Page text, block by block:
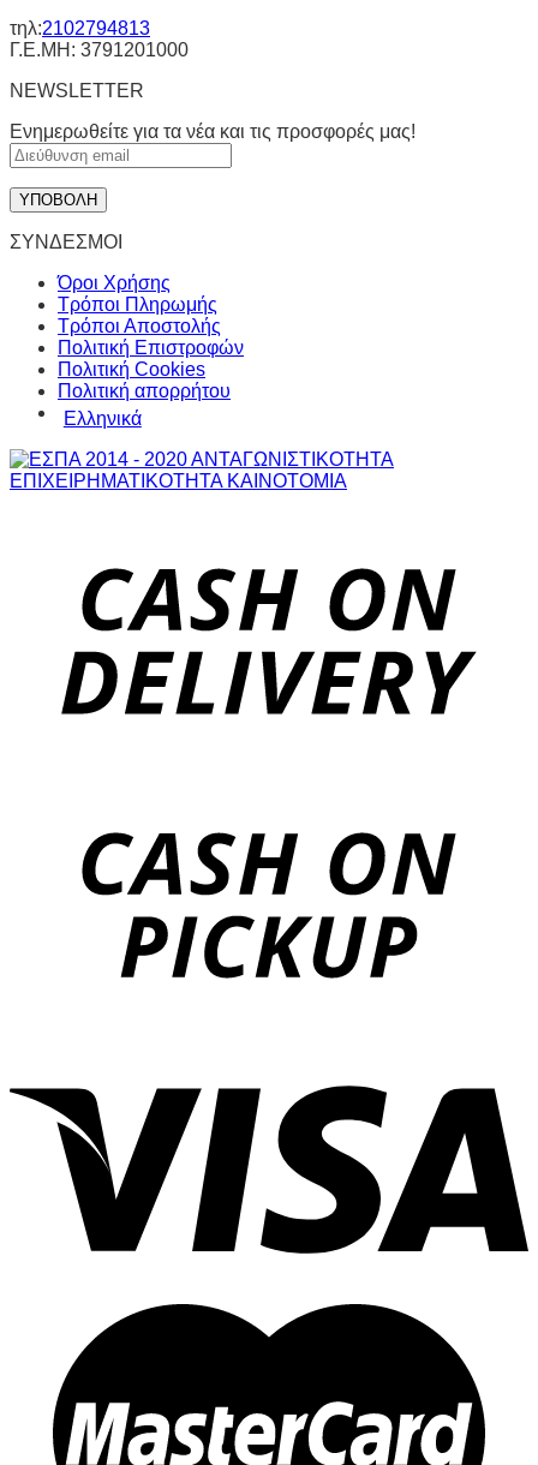
τηλ:2102794813
Γ.Ε.ΜΗ: 3791201000
NEWSLETTER
Ενημερωθείτε για τα νέα και τις προσφορές μας!
ΣΥΝΔΕΣΜΟΙ
Όροι Χρήσης
Τρόποι Πληρωμής
Τρόποι Αποστολής
Πολιτική Επιστροφών
Πολιτική Cookies
Πολιτική απορρήτου
Ελληνικά